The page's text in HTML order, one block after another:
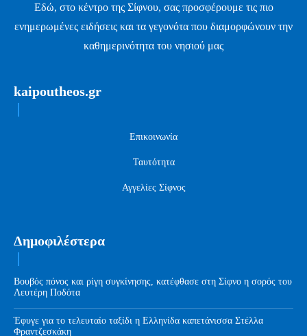
Εδώ, στο κέντρο της Σίφνου, σας προσφέρουμε τις πιο
ενημερωμένες ειδήσεις και τα γεγονότα που διαμορφώνουν την
καθημερινότητα του νησιού μας
kaipoutheos.gr
Επικοινωνία
Ταυτότητα
Αγγελίες Σίφνος
Δημοφιλέστερα
Βουβός πόνος και ρίγη συγκίνησης, κατέφθασε στη Σίφνο η σορός του
Λευτέρη Ποδότα
Έφυγε για το τελευταίο ταξίδι η Ελληνίδα καπετάνισσα Στέλλα
Φραντζεσκάκη